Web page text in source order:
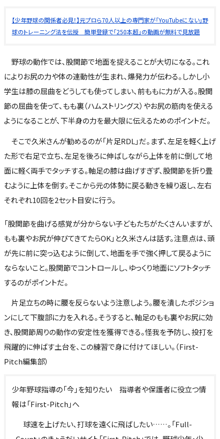
【少年野球の関係者必見！】元プロら70人以上の専門家が「YouTubeにない」野
球のトレーニング法を伝授 簡単登録で「250本超」の動画が無料で見放題
野球の動作では、股関節で地面を捉えることが大切になる。これ
によりお尻の力や体の連動性が生まれ、爆発力が伝わる。しかし小
学生は膝の屈曲をどうしても使ってしまい、前ももに力が入る。股関
節の屈曲を使って、もも裏（ハムストリングス）やお尻の筋肉を使える
ようになることが、下半身の力を最大限に伝えるためのポイントだ。
そこで久米さんが勧めるのが「片足RDL」だ。まず、左足を軽く上げ
た形で右足で立ち、左足を後ろに伸ばしながら上体を前に倒して地
面に軽く両手でタッチする。軸足の膝は曲げすぎず、股関節を折り畳
むように上体を倒す。そこから元の体勢に戻る動きを繰り返し、左右
それぞれ10回を2セット目安に行う。
「股関節を曲げる感覚が分からない子どもたちがたくさんいますが、
もも裏やお尻が伸びてきてたらOK」と久米さんは話す。注意点は、頭
が先に前に突っ込むように倒して、地面を手で強く押して戻るように
ならないこと。股関節でコントロールし、ゆっくり地面にソフトタッチ
するのがポイントだ。
片足立ちの時に腰を反らないよう注意しよう。腰を潰したポジショ
ンにして下腹部に力を入れる。そうすると、軸足のもも裏やお尻に効
き、股関節周りの動作の安定性を獲得できる。怪我を予防し、投打を
飛躍的に伸ばす土台を、この練習で身に付けてほしい。（First-
Pitch編集部）
少年野球指導の「今」を知りたい 指導者や保護者に役立つ情
報は「First-Pitch」へ
球速を上げたい、打球を遠くに飛ばしたい……。「Full-